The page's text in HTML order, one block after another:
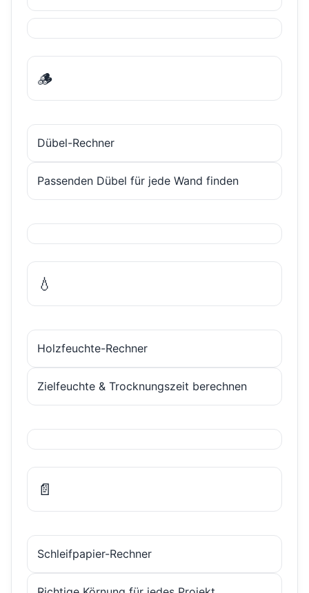
🪵
Dübel-Rechner
Passenden Dübel für jede Wand finden
💧
Holzfeuchte-Rechner
Zielfeuchte & Trocknungszeit berechnen
📄
Schleifpapier-Rechner